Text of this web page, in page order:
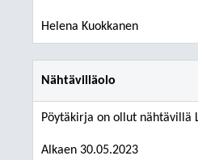
Helena Kuokkanen
Nähtävilläolo
Pöytäkirja on ollut nähtävillä
Alkaen 30.05.2023